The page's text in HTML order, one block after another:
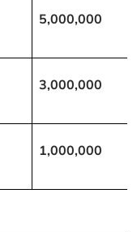
5,000,000
3,000,000
1,000,000